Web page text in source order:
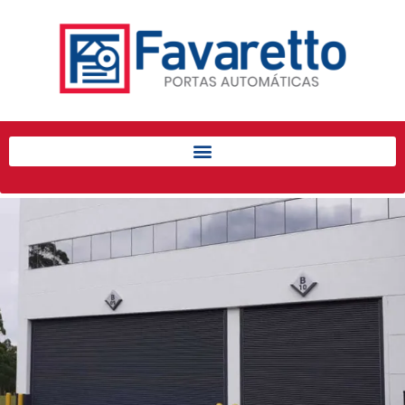
Início
Produtos
Porta de Enrolar Automática
Automatizadores
Acessórios Para Portas de
Enrolar
Pintura eletrostática
Portfólio
Contato